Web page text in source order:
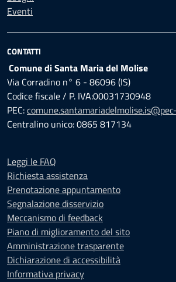
Eventi
CONTATTI
Comune di Santa Maria del Molise
Via Corradino n° 6 - 86096 (IS)
Codice fiscale / P. IVA:00031730948
PEC:
Centralino unico: 0865 817134
Leggi le FAQ
Richiesta assistenza
Prenotazione appuntamento
Segnalazione disservizio
Meccanismo di feedback
Piano di miglioramento del sito
Amministrazione trasparente
Dichiarazione di accessibilità
Informativa privacy